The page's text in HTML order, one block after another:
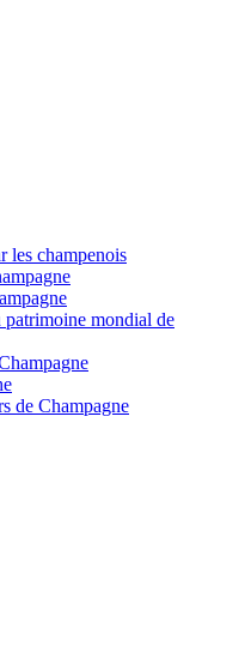
les champenois
patrimoine mondial de
de Champagne